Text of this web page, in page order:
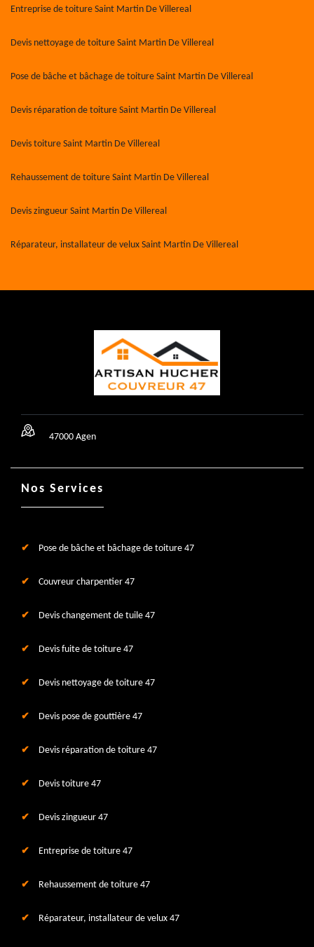
Entreprise de toiture Saint Martin De Villereal
Devis nettoyage de toiture Saint Martin De Villereal
Pose de bâche et bâchage de toiture Saint Martin De Villereal
Devis réparation de toiture Saint Martin De Villereal
Devis toiture Saint Martin De Villereal
Rehaussement de toiture Saint Martin De Villereal
Devis zingueur Saint Martin De Villereal
Réparateur, installateur de velux Saint Martin De Villereal
47000 Agen
Nos Services
Pose de bâche et bâchage de toiture 47
Couvreur charpentier 47
Devis changement de tuile 47
Devis fuite de toiture 47
Devis nettoyage de toiture 47
Devis pose de gouttière 47
Devis réparation de toiture 47
Devis toiture 47
Devis zingueur 47
Entreprise de toiture 47
Rehaussement de toiture 47
Réparateur, installateur de velux 47